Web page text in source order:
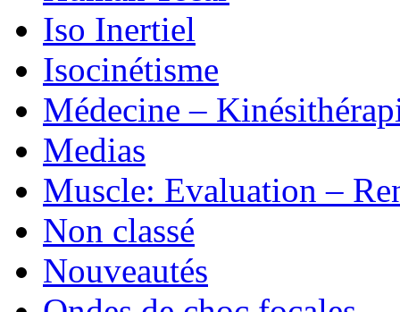
Iso Inertiel
Isocinétisme
Médecine –
Medias
Muscle: Evaluation –
Non classé
Nouveautés